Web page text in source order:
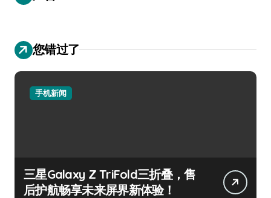
您错过了
手机新闻
三星Galaxy Z TriFold三折叠，售
后护航畅享未来屏界新体验！